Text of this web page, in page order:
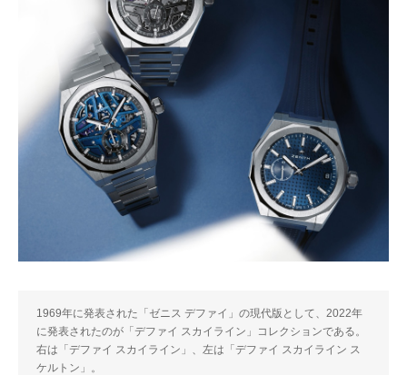
1969年に発表された「ゼニス デファイ」の現代版として、2022年
に発表されたのが「デファイ スカイライン」コレクションである。
右は「デファイ スカイライン」、左は「デファイ スカイライン ス
ケルトン」。